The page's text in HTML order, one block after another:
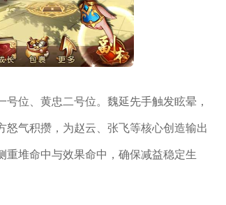
位、黄忠二号位。魏延先手触发眩晕，
气积攒，为赵云、张飞等核心创造输出
堆命中与效果命中，确保减益稳定生